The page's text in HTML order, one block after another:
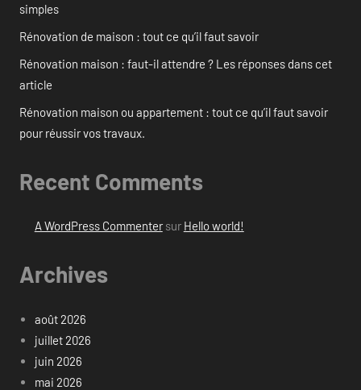
simples
Rénovation de maison : tout ce qu’il faut savoir
Rénovation maison : faut-il attendre ? Les réponses dans cet
article
Rénovation maison ou appartement : tout ce qu’il faut savoir
pour réussir vos travaux.
Recent Comments
A WordPress Commentersur Hello world!
Archives
août 2026
juillet 2026
juin 2026
mai 2026